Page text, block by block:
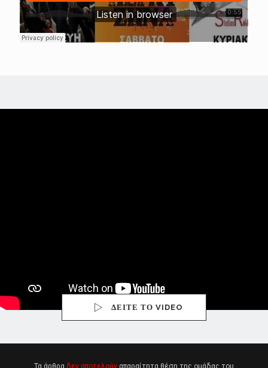
ΔΕΙΤΕ ΤΟ VIDEO
Τα άρθρα δεν αποτελούν απαραίτητα θέση της ομάδας του